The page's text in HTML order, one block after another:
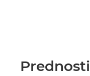
Prednosti